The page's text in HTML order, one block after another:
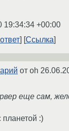
19:34:34 +00:00
Ссылка
от oh
еще сам,
планетой :)